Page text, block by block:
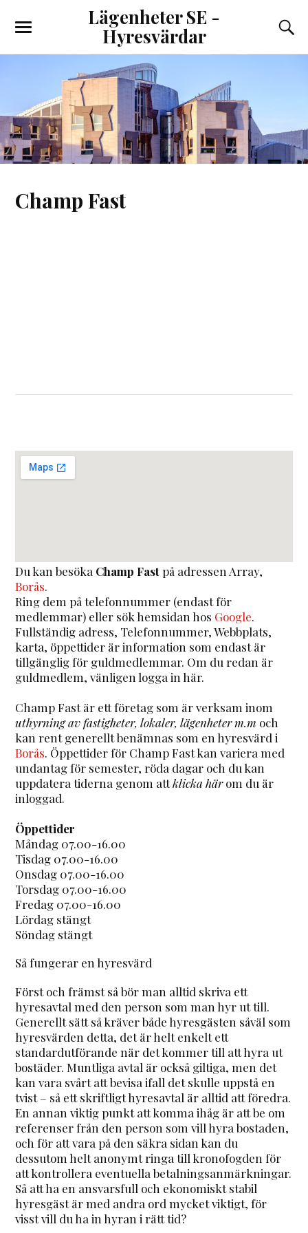
Lägenheter SE -
Hyresvärdar
Champ Fast
Du kan besöka Champ Fastpå adressen Array,
Borås.
Ring dem på telefonnummer (endast för
medlemmar) eller sök hemsidan hos Google.
Fullständig adress, Telefonnummer, Webbplats,
karta, öppettider är information som endast är
tillgänglig för guldmedlemmar. Om du redan är
guldmedlem, vänligen logga in här.
Champ Fast är ett företag som är verksam inom
uthyrning av fastigheter, lokaler, lägenheter m.m och
kan rent generellt benämnas som en hyresvärd i
Borås. Öppettider för Champ Fast kan variera med
undantag för semester, röda dagar och du kan
uppdatera tiderna genom attklicka härom du är
inloggad.
Öppettider
Måndag 07.00-16.00
Tisdag 07.00-16.00
Onsdag 07.00-16.00
Torsdag 07.00-16.00
Fredag 07.00-16.00
Lördag stängt
Söndag stängt
Så fungerar en hyresvärd
Först och främst så bör man alltid skriva ett
hyresavtal med den person som man hyr ut till.
Generellt sätt så kräver både hyresgästen såväl som
hyresvärden detta, det är helt enkelt ett
standardutförande när det kommer till att hyra ut
bostäder. Muntliga avtal är också giltiga, men det
kan vara svårt att bevisa ifall det skulle uppstå en
tvist – så ett skriftligt hyresavtal är alltid att föredra.
En annan viktig punkt att komma ihåg är att be om
referenser från den person som vill hyra bostaden,
och för att vara på den säkra sidan kan du
dessutom helt anonymt ringa till kronofogden för
att kontrollera eventuella betalningsanmärkningar.
Så att ha en ansvarsfull och ekonomiskt stabil
hyresgäst är med andra ord mycket viktigt, för
visst vill du ha in hyran i rätt tid?